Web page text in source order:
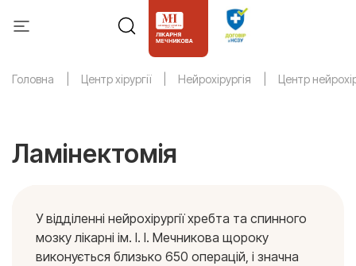
Головна Центр хірургії Нейрохірургія Центр
Ламінектомія
У відділенні нейрохірургії хребта та спинного
мозку лікарні ім. І. І. Мечникова щороку
виконується близько 650 операцій, і значна